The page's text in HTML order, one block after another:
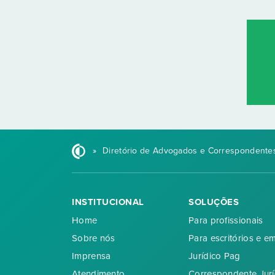
» Diretório de Advogados e
INSTITUCIONAL
Home
Sobre nós
Imprensa
SOLUÇÕES
Para profissionais
Para escritórios e
Jurídico Pag